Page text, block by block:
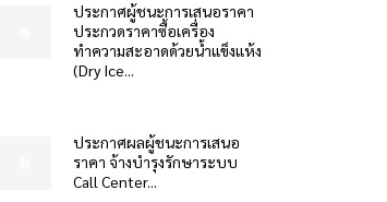
ประกาศผู้ชนะการเสนอราคา
ประกวดราคาซื้อเครื่อง
ทำความสะอาดด้วยน้ำแข็งแห้ง
(Dry Ice...
ประกาศผลผู้ชนะการเสนอ
ราคา จ้างบำรุงรักษาระบบ
Call Center...